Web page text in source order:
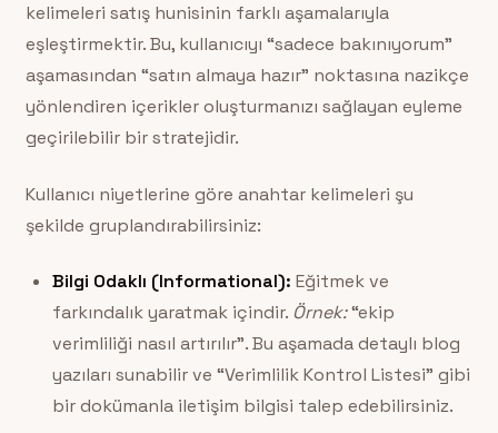
kelimeleri satış hunisinin farklı aşamalarıyla
eşleştirmektir. Bu, kullanıcıyı “sadece bakınıyorum”
aşamasından “satın almaya hazır” noktasına nazikçe
yönlendiren içerikler oluşturmanızı sağlayan eyleme
geçirilebilir bir stratejidir.
Kullanıcı niyetlerine göre anahtar kelimeleri şu
şekilde gruplandırabilirsiniz:
Bilgi Odaklı (Informational): Eğitmek ve
farkındalık yaratmak içindir. Örnek:“ekip
verimliliği nasıl artırılır”. Bu aşamada detaylı blog
yazıları sunabilir ve “Verimlilik Kontrol Listesi” gibi
bir dokümanla iletişim bilgisi talep edebilirsiniz.